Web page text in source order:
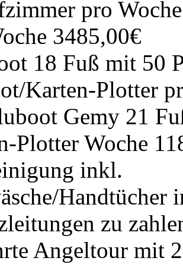
pro
3485,00€
18 Fuß mit 50
Karten-Plotter
Gemy 21
Plotter Woche
inkl.
Handtücher
zu
Angeltour mit